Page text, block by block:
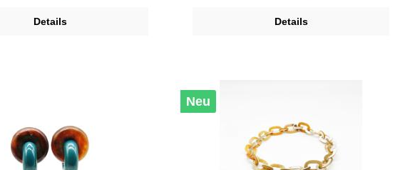
Details Details
Neu